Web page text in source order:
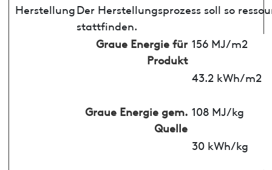
HerstellungDer Herstellungsprozess soll so
stattfinden.
Graue Energie für
Produkt
156 MJ/m2
43.2 kWh/m2
Graue Energie gem.
Quelle
108 MJ/kg
30 kWh/kg